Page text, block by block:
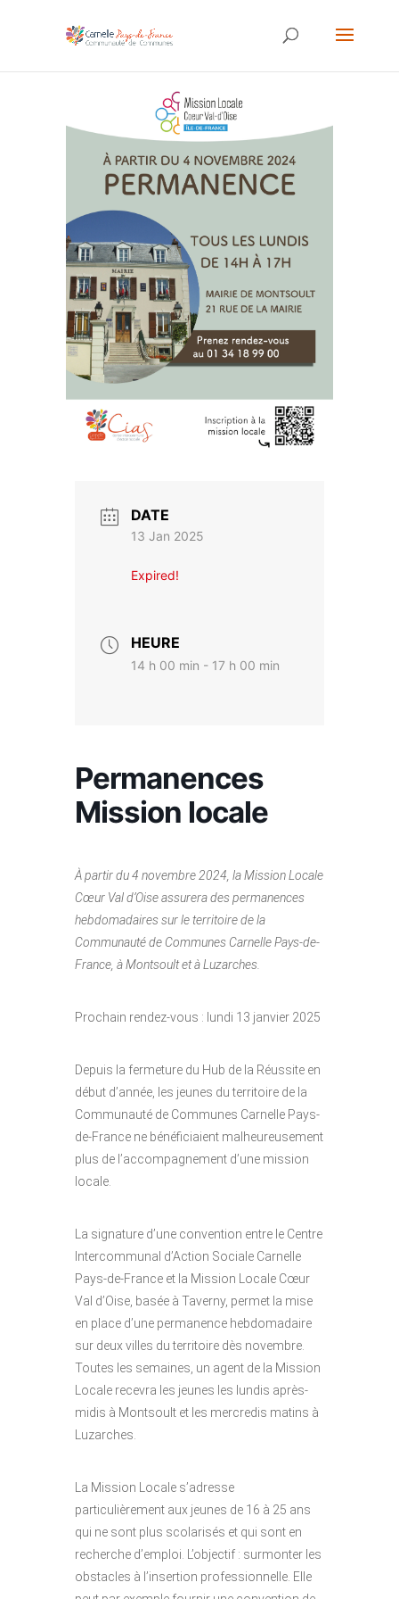
DATE
13 Jan 2025
Expired!
HEURE
14 h 00 min - 17 h 00 min
Permanences
Mission locale
À partir du 4 novembre 2024, la Mission Locale
Cœur Val d’Oise assurera des permanences
hebdomadaires sur le territoire de la
Communauté de Communes Carnelle Pays-de-
France, à Montsoult et à Luzarches.
Prochain rendez-vous : lundi 13 janvier 2025
Depuis la fermeture du Hub de la Réussite en
début d’année, les jeunes du territoire de la
Communauté de Communes Carnelle Pays-
de-France ne bénéficiaient malheureusement
plus de l’accompagnement d’une mission
locale.
La signature d’une convention entre le Centre
Intercommunal d’Action Sociale Carnelle
Pays-de-France et la Mission Locale Cœur
Val d’Oise, basée à Taverny, permet la mise
en place d’une permanence hebdomadaire
sur deux villes du territoire dès novembre.
Toutes les semaines, un agent de la Mission
Locale recevra les jeunes les lundis après-
midis à Montsoult et les mercredis matins à
Luzarches.
La Mission Locale s’adresse
particulièrement aux jeunes de 16 à 25 ans
qui ne sont plus scolarisés et qui sont en
recherche d’emploi. L’objectif : surmonter les
obstacles à l’insertion professionnelle. Elle